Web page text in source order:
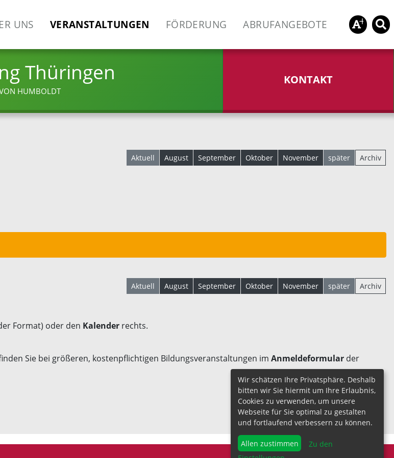
UNS VERANSTALTUNGEN FÖRDERUNG ABRUFANGEBOTE
Thüringen
HUMBOLDT
KONTAKT
Aktuell August September Oktober November später Archiv
Aktuell August September Oktober November später Archiv
Format) oder den Kalender rechts.
Sie bei größeren, kostenpflichtigen Bildungsveranstaltungen im Anmeldeformular der
Wir schätzen Ihre Privatsphäre. Deshalb
bitten wir Sie hiermit um Ihre Erlaubnis,
Cookies zu verwenden, um unsere
Webseite für Sie optimal zu gestalten
und fortlaufend verbessern zu können.
Allen zustimmen
Zu den